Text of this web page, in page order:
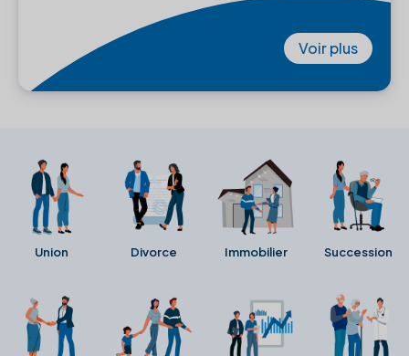
Voir plus
Union Divorce Immobilier Succession